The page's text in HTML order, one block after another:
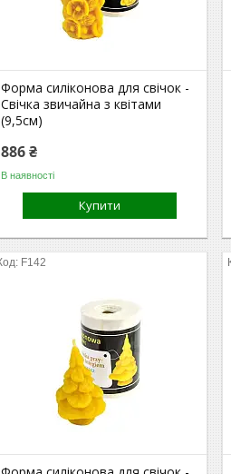
Форма силіконова для свічок -
Свічка звичайна з квітами
(9,5см)
886 ₴
В наявності
Купити
F142